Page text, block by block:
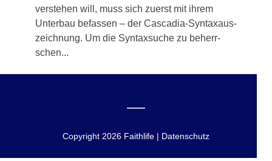
ver­ste­hen will, muss sich zuerst mit ihrem
Unter­bau befas­sen – der Cas­ca­dia-Syn­tax­aus­
zeich­nung. Um die Syn­tax­su­che zu beherr­
schen...
Copyright 2026 Faithlife | Datenschutz